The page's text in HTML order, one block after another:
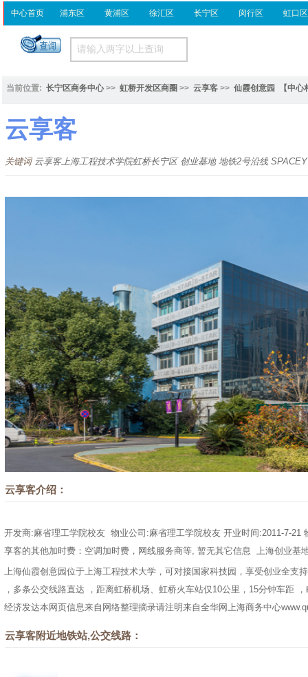
中心首页 浦东区 黄浦区 徐汇区 长宁区 闵行区 虹口区
当前位置: 长宁区商务中心 >> 虹桥开发区商圈 >> 云享客 >> 仙霞创意园 【中
云享客
关键词 云享客上海工程技术学院虹桥长宁区 创业基地 地铁2号沿线
云享客介绍：
开发商:麻省理工学院校友 物业公司:麻省理工学院校友 开业时间:2011-7-21
享客的其他加时费：空调加时费，网线服务商等, 暂无其它信息 上海创业基
上海仙霞创意园位于上海工程技术大学，可对接国家科技园，享受创业全支
，多条公交线路直达 ，距离虹桥机场、虹桥火车站仅10公里，15分钟车距
经济发达本网页信息来自网络整理摘录请注明来自全华网上海商务中心
云享客附近地铁站,公交线路：